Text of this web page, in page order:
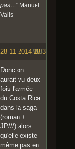
pas…" Manuel
Valls
#59
28-11-2014 18:36:58
Donc on
aurait vu deux
fois l'armée
du Costa Rica
dans la saga
(roman +
JP///) alors
qu'elle existe
même pas en